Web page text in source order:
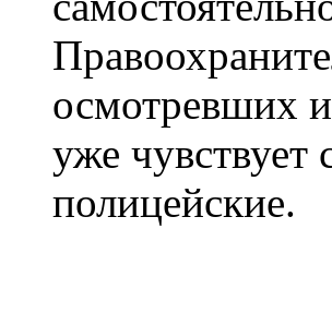
осмотревших
уже чувствует
полицейские.